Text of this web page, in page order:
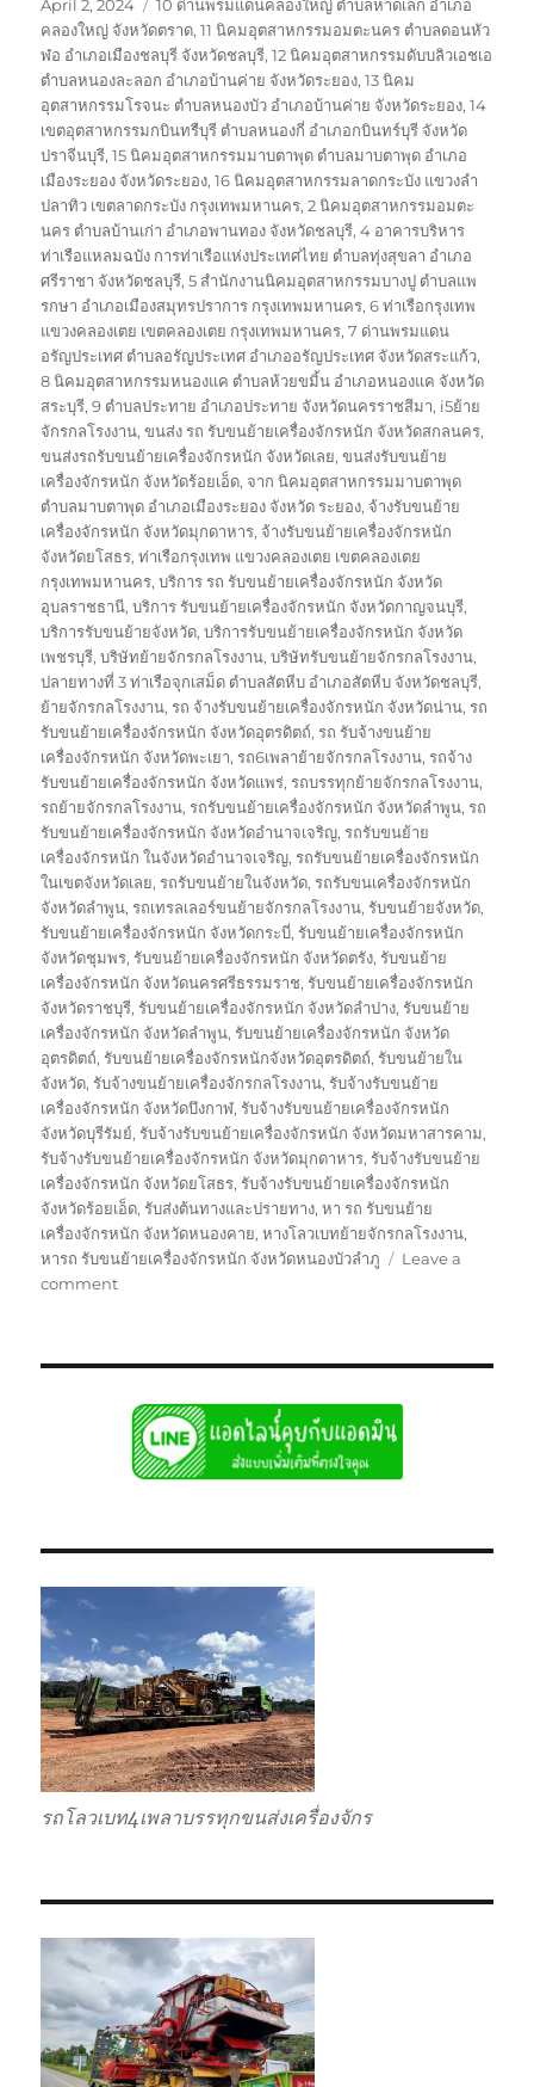
on
April 2, 2024
10 ด่านพรมแดนคลองใหญ่ ตำบลหาดเล็ก อำเภอ
คลองใหญ่ จังหวัดตราด,11 นิคมอุตสาหกรรมอมตะนคร ตำบลดอนหัว
ฬอ อำเภอเมืองชลบุรี จังหวัดชลบุรี,12 นิคมอุตสาหกรรมดับบลิวเอชเอ
ตำบลหนองละลอก อำเภอบ้านค่าย จังหวัดระยอง,13 นิคม
อุตสาหกรรมโรจนะ ตำบลหนองบัว อำเภอบ้านค่าย จังหวัดระยอง,14
เขตอุตสาหกรรมกบินทรืบุรี ตำบลหนองกี่ อำเภอกบินทร์บุรี จังหวัด
ปราจีนบุรี,15 นิคมอุตสาหกรรมมาบตาพุด ตำบลมาบตาพุด อำเภอ
เมืองระยอง จังหวัดระยอง,16 นิคมอุตสาหกรรมลาดกระบัง แขวงลำ
ปลาทิว เขตลาดกระบัง กรุงเทพมหานคร,2 นิคมอุตสาหกรรมอมตะ
นคร ตำบลบ้านเก่า อำเภอพานทอง จังหวัดชลบุรี,4 อาคารบริหาร
ท่าเรือแหลมฉบัง การท่าเรือแห่งประเทศไทย ตำบลทุ่งสุขลา อำเภอ
ศรีราชา จังหวัดชลบุรี,5 สำนักงานนิคมอุตสาหกรรมบางปู ตำบลแพ
รกษา อำเภอเมืองสมุทรปราการ กรุงเทพมหานคร,6 ท่าเรือกรุงเทพ
แขวงคลองเตย เขตคลองเตย กรุงเทพมหานคร,7 ด่านพรมแดน
อรัญประเทศ ตำบลอรัญประเทศ อำเภออรัญประเทศ จังหวัดสระแก้ว,
8 นิคมอุตสาหกรรมหนองแค ตำบลห้วยขมิ้น อำเภอหนองแค จังหวัด
สระบุรี,9 ตำบลประทาย อำเภอประทาย จังหวัดนครราชสีมา, i5ย้าย
จักรกลโรงงาน,ขนส่ง รถ รับขนย้ายเครื่องจักรหนัก จังหวัดสกลนคร,
ขนส่งรถรับขนย้ายเครื่องจักรหนัก จังหวัดเลย,ขนส่งรับขนย้าย
เครื่องจักรหนัก จังหวัดร้อยเอ็ด, จาก นิคมอุตสาหกรรมมาบตาพุด
ตำบลมาบตาพุด อำเภอเมืองระยอง จังหวัด ระยอง, จ้างรับขนย้าย
เครื่องจักรหนัก จังหวัดมุกดาหาร, จ้างรับขนย้ายเครื่องจักรหนัก
จังหวัดยโสธร,ท่าเรือกรุงเทพ แขวงคลองเตย เขตคลองเตย
กรุงเทพมหานคร,บริการ รถ รับขนย้ายเครื่องจักรหนัก จังหวัด
อุบลราชธานี,บริการ รับขนย้ายเครื่องจักรหนัก จังหวัดกาญจนบุรี,
บริการรับขนย้ายจังหวัด,บริการรับขนย้ายเครื่องจักรหนัก จังหวัด
เพชรบุรี,บริษัทย้ายจักรกลโรงงาน,บริษัทรับขนย้ายจักรกลโรงงาน,
ปลายทางที่ 3 ท่าเรือจุกเสม็ด ตำบลสัตหีบ อำเภอสัตหีบ จังหวัดชลบุรี,
ย้ายจักรกลโรงงาน,รถ จ้างรับขนย้ายเครื่องจักรหนัก จังหวัดน่าน,รถ
รับขนย้ายเครื่องจักรหนัก จังหวัดอุตรดิตถ์,รถ รับจ้างขนย้าย
เครื่องจักรหนัก จังหวัดพะเยา,รถ6เพลาย้ายจักรกลโรงงาน,รถจ้าง
รับขนย้ายเครื่องจักรหนัก จังหวัดแพร่,รถบรรทุกย้ายจักรกลโรงงาน,
รถย้ายจักรกลโรงงาน,รถรับขนย้ายเครื่องจักรหนัก จังหวัดลำพูน,รถ
รับขนย้ายเครื่องจักรหนัก จังหวัดอำนาจเจริญ,รถรับขนย้าย
เครื่องจักรหนัก ในจังหวัดอำนาจเจริญ,รถรับขนย้ายเครื่องจักรหนัก
ในเขตจังหวัดเลย,รถรับขนย้ายในจังหวัด,รถรับขนเครื่องจักรหนัก
จังหวัดลำพูน,รถเทรลเลอร์ขนย้ายจักรกลโรงงาน,รับขนย้ายจังหวัด,
รับขนย้ายเครื่องจักรหนัก จังหวัดกระบี่,รับขนย้ายเครื่องจักรหนัก
จังหวัดชุมพร,รับขนย้ายเครื่องจักรหนัก จังหวัดตรัง,รับขนย้าย
เครื่องจักรหนัก จังหวัดนครศรีธรรมราช,รับขนย้ายเครื่องจักรหนัก
จังหวัดราชบุรี,รับขนย้ายเครื่องจักรหนัก จังหวัดลำปาง,รับขนย้าย
เครื่องจักรหนัก จังหวัดลำพูน,รับขนย้ายเครื่องจักรหนัก จังหวัด
อุตรดิตถ์,รับขนย้ายเครื่องจักรหนักจังหวัดอุตรดิตถ์,รับขนย้ายใน
จังหวัด,รับจ้างขนย้ายเครื่องจักรกลโรงงาน,รับจ้างรับขนย้าย
เครื่องจักรหนัก จังหวัดบึงกาฬ,รับจ้างรับขนย้ายเครื่องจักรหนัก
จังหวัดบุรีรัมย์,รับจ้างรับขนย้ายเครื่องจักรหนัก จังหวัดมหาสารคาม,
รับจ้างรับขนย้ายเครื่องจักรหนัก จังหวัดมุกดาหาร,รับจ้างรับขนย้าย
เครื่องจักรหนัก จังหวัดยโสธร,รับจ้างรับขนย้ายเครื่องจักรหนัก
จังหวัดร้อยเอ็ด,รับส่งต้นทางและปรายทาง,หา รถ รับขนย้าย
เครื่องจักรหนัก จังหวัดหนองคาย,หางโลวเบทย้ายจักรกลโรงงาน,
หารถ รับขนย้ายเครื่องจักรหนัก จังหวัดหนองบัวลำภู
Leave a
commenton
บรรทุก
รับ
ส่ง
กลับ
รวม
รถโลวเบท4เพลาบรรทุกขนส่งเครื่องจักร